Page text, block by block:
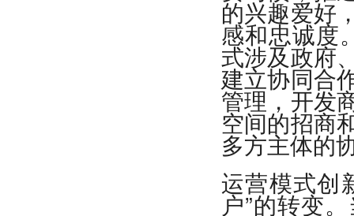
的兴趣爱好
感和忠诚度
式涉及政府
建立协同合
管理，开发
空间的招商
多方主体的
运营模式创
户”的转变